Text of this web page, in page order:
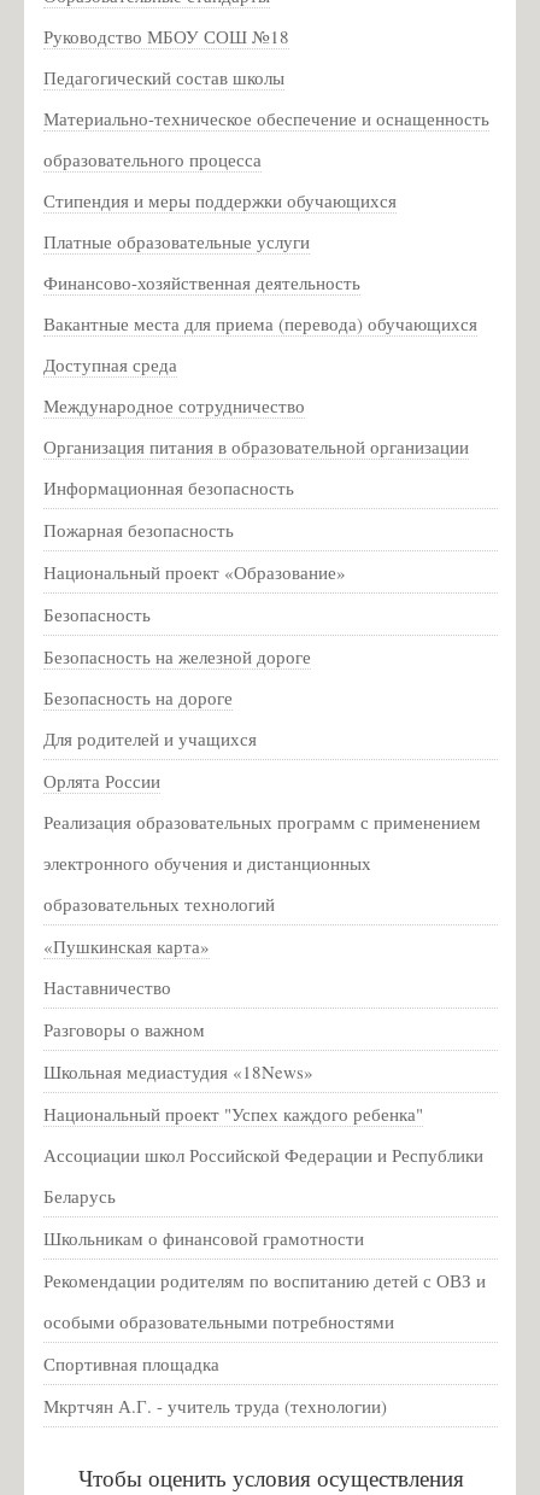
Формы документов
Сведения о доходах
Руководство МБОУ СОШ №18
Педагогический состав школы
Материально-техническое обеспечение и оснащенность
образовательного процесса
Стипендия и меры поддержки обучающихся
Платные образовательные услуги
Финансово-хозяйственная деятельность
Вакантные места для приема (перевода) обучающихся
Доступная среда
Международное сотрудничество
Организация питания в образовательной организации
Информационная безопасность
Пожарная безопасность
Национальный проект «Образование»
Безопасность
Безопасность на железной дороге
Безопасность на дороге
Для родителей и учащихся
Орлята России
Реализация образовательных программ с применением
электронного обучения и дистанционных
образовательных технологий
«Пушкинская карта»
Наставничество
Разговоры о важном
Школьная медиастудия «18News»
Национальный проект "Успех каждого ребенка"
Ассоциации школ Российской Федерации и Республики
Беларусь
Школьникам о финансовой грамотности
Рекомендации родителям по воспитанию детей с ОВЗ и
особыми образовательными потребностями
Спортивная площадка
Мкртчян А.Г. - учитель труда (технологии)
Чтобы оценить условия осуществления